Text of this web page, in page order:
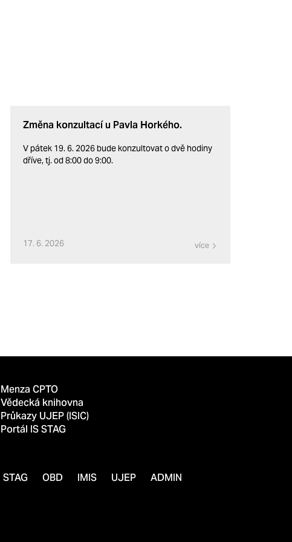
Změna konzultací u Pavla Horkého.
V pátek 19. 6. 2026 bude konzultovat o dvě hodiny
dříve, tj. od 8:00 do 9:00.
17. 6. 2026 více
Menza CPTO
Vědecká knihovna
Průkazy UJEP (ISIC)
Portál IS STAG
STAG OBD IMIS UJEP ADMIN